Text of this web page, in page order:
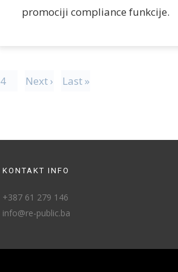
promociji compliance funkcije.
4 Next › Last »
KONTAKT INFO
+387 61 279 146
info@re-public.ba